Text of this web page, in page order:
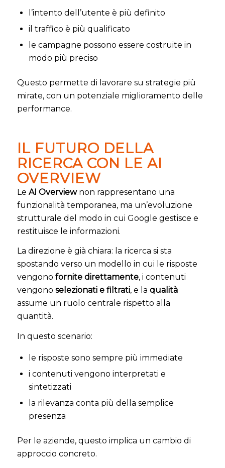
l’intento dell’utente è più definito
il traffico è più qualificato
le campagne possono essere costruite in
modo più preciso
Questo permette di lavorare su strategie più
mirate, con un potenziale miglioramento delle
performance.
IL FUTURO DELLA
RICERCA CON LE AI
OVERVIEW
Le AI Overviewnon rappresentano una
funzionalità temporanea, ma un’evoluzione
strutturale del modo in cui Google gestisce e
restituisce le informazioni.
La direzione è già chiara: la ricerca si sta
spostando verso un modello in cui le risposte
vengono fornite direttamente, i contenuti
vengono selezionati e filtrati, e la qualità
assume un ruolo centrale rispetto alla
quantità.
In questo scenario:
le risposte sono sempre più immediate
i contenuti vengono interpretati e
sintetizzati
la rilevanza conta più della semplice
presenza
Per le aziende, questo implica un cambio di
approccio concreto.